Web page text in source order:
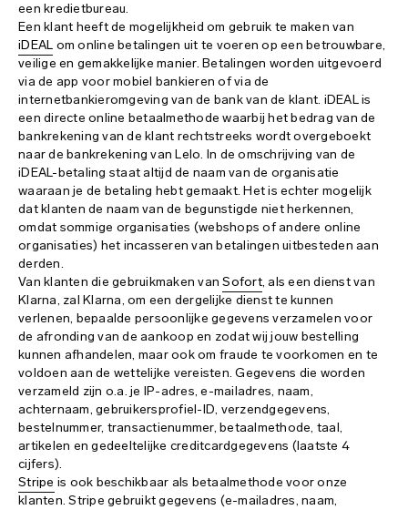
een kredietbureau.
Een klant heeft de mogelijkheid om gebruik te maken van
iDEAL om online betalingen uit te voeren op een betrouwbare,
veilige en gemakkelijke manier. Betalingen worden uitgevoerd
via de app voor mobiel bankieren of via de
internetbankieromgeving van de bank van de klant. iDEAL is
een directe online betaalmethode waarbij het bedrag van de
bankrekening van de klant rechtstreeks wordt overgeboekt
naar de bankrekening van Lelo. In de omschrijving van de
iDEAL-betaling staat altijd de naam van de organisatie
waaraan je de betaling hebt gemaakt. Het is echter mogelijk
dat klanten de naam van de begunstigde niet herkennen,
omdat sommige organisaties (webshops of andere online
organisaties) het incasseren van betalingen uitbesteden aan
derden.
Van klanten die gebruikmaken vanSofort, als een dienst van
Klarna, zal Klarna, om een dergelijke dienst te kunnen
verlenen, bepaalde persoonlijke gegevens verzamelen voor
de afronding van de aankoop en zodat wij jouw bestelling
kunnen afhandelen, maar ook om fraude te voorkomen en te
voldoen aan de wettelijke vereisten. Gegevens die worden
verzameld zijn o.a. je IP-adres, e-mailadres, naam,
achternaam, gebruikersprofiel-ID, verzendgegevens,
bestelnummer, transactienummer, betaalmethode, taal,
artikelen en gedeeltelijke creditcardgegevens (laatste 4
cijfers).
Stripe is ook beschikbaar als betaalmethode voor onze
klanten. Stripe gebruikt gegevens (e-mailadres, naam,